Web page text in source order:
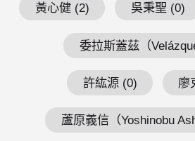
黃心健 (2) 吳秉聖 (0)
委拉斯蓋茲（
許紘源 (0) 廖
蘆原義信（Yoshinobu